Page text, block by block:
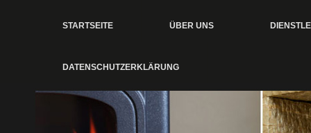
STARTSEITE ÜBER UNS
DATENSCHUTZERKLÄRUNG